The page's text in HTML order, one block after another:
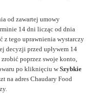
od zawartej umowy
14 dni licząc od dnia
z tego uprawnienia wystarczy
decyzji przed upływem 14
poprzez swoje konto,
po kliknięciu wSzybkie
na adres Chaudary Food